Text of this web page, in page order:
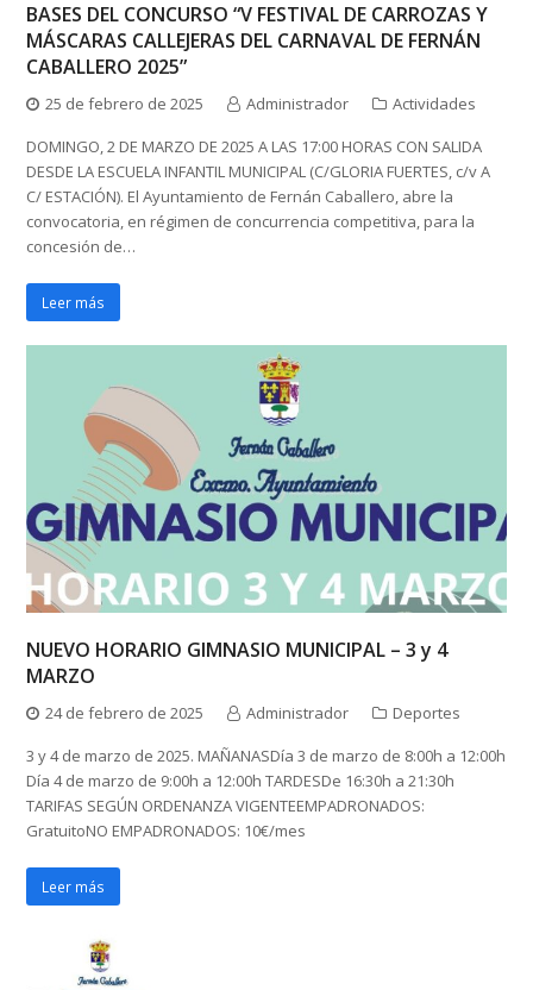
BASES DEL CONCURSO “V FESTIVAL DE CARROZAS Y
MÁSCARAS CALLEJERAS DEL CARNAVAL DE FERNÁN
CABALLERO 2025”
25 de febrero de 2025 Administrador
Actividades
DOMINGO, 2 DE MARZO DE 2025 A LAS 17:00 HORAS CON SALIDA
DESDE LA ESCUELA INFANTIL MUNICIPAL (C/GLORIA FUERTES, c/v A
C/ ESTACIÓN). El Ayuntamiento de Fernán Caballero, abre la
convocatoria, en régimen de concurrencia competitiva, para la
concesión de…
Leer más
NUEVO HORARIO GIMNASIO MUNICIPAL – 3 y 4
MARZO
24 de febrero de 2025 Administrador
Deportes
3 y 4 de marzo de 2025. MAÑANASDía 3 de marzo de 8:00h a 12:00h
Día 4 de marzo de 9:00h a 12:00h TARDESDe 16:30h a 21:30h
TARIFAS SEGÚN ORDENANZA VIGENTEEMPADRONADOS:
GratuitoNO EMPADRONADOS: 10€/mes
Leer más